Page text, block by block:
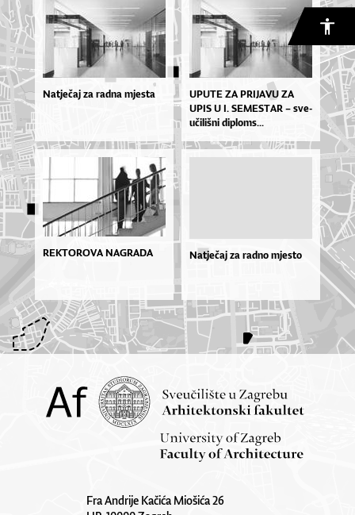
Natječaj za radna mjesta
UPU­TE ZA PRI­JA­VU ZA
UPIS U I. SE­MES­TAR – sve­
u­či­liš­ni di­plo­ms...
REKTOROVA NAGRADA Natječaj za radno mjesto
Fra Andrije Kačića Miošića 26